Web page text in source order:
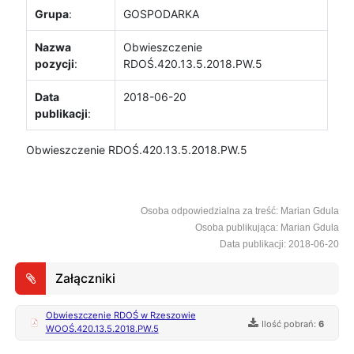
Grupa: GOSPODARKA
Nazwa
pozycji:
Obwieszczenie
RDOŚ.420.13.5.2018.PW.5
Data
publikacji:
2018-06-20
Obwieszczenie RDOŚ.420.13.5.2018.PW.5
Osoba odpowiedzialna za treść: Marian Gdula
Osoba publikująca: Marian Gdula
Data publikacji: 2018-06-20
Załączniki
Obwieszczenie RDOŚ w Rzeszowie
WOOŚ.420.13.5.2018.PW.5
Ilość pobrań:6